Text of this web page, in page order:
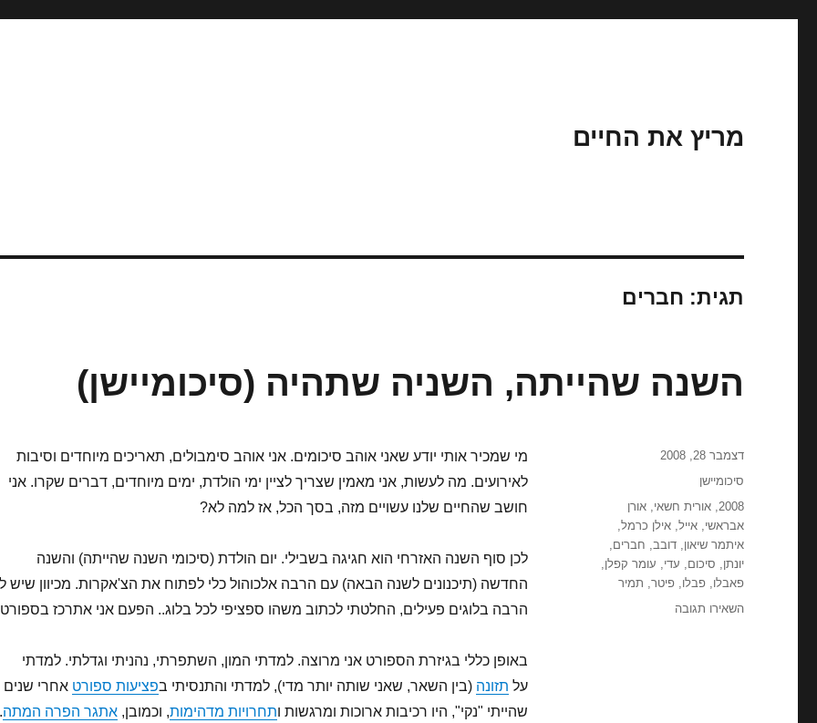
מריץ את החיים
תגית: חברים
השנה שהייתה, השניה שתהיה (סיכומיישן)
מי שמכיר אותי יודע שאני אוהב סיכומים. אני אוהב סימבולים, תאריכים מיוחדים וסיבות
לאירועים. מה לעשות, אני מאמין שצריך לציין ימי הולדת, ימים מיוחדים, דברים שקרו. אני
חושב שהחיים שלנו עשויים מזה, בסך הכל, אז למה לא?
לכן סוף השנה האזרחי הוא חגיגה בשבילי. יום הולדת (סיכומי השנה שהייתה) והשנה
החדשה (תיכנונים לשנה הבאה) עם הרבה אלכוהול כלי לפתוח את הצ'אקרות. מכיוון שיש
הרבה בלוגים פעילים, החלטתי לכתוב משהו ספציפי לכל בלוג.. הפעם אני אתרכז
באופן כללי בגיזרת הספורט אני מרוצה. למדתי המון, השתפרתי, נהניתי וגדלתי. למדתי
על תזונה (בין השאר, שאני שותה יותר מדי), למדתי והתנסיתי בפציעות ספורט אחרי שנים
שהייתי "נקי", היו רכיבות ארוכות ומרגשות ותחרויות מדהימות, וכמובן, אתגר הפרה המתה.
פורסם
דצמבר 28, 2008
קטגוריות
סיכומיישן
תגיות
2008
,אורית חשאי,אורן
אבראשי,אייל,אילן כרמל,
איתמר שיאון,דובב, חברים,
יונתן, סיכום, עדי, עומר קפלן,
פאבלו,פבלו,פיטר, תמיר
השאירו תגובה